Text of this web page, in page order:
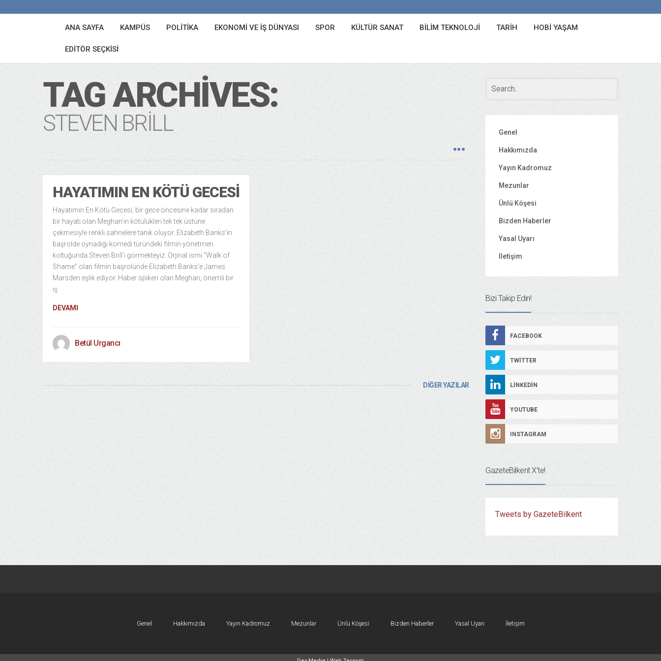
ANA SAYFA KAMPÜS POLITIKA EKONOMI VE İŞ DÜNYASI SPOR KÜLTÜR SANAT BILIM TEKNOLOJI TARIH HOBI YAŞAM
EDITÖR SEÇKISI
TAG ARCHIVES:
STEVEN BRILL
HAYATIMIN EN KÖTÜ GECESI
Hayatımın En Kötü Gecesi, bir gece öncesine kadar sıradan
bir hayatı olan Meghan’ın kötülükleri tek tek üstüne
çekmesiyle renkli sahnelere tanık oluyor. Elizabeth Banks’in
başrolde oynadığı komedi türündeki filmin yönetmen
koltuğunda Steven Brill’i görmekteyiz. Orjinal ismi “Walk of
Shame” olan filmin başrolünde Elizabeth Banks’e James
Marsden eşlik ediyor. Haber spikeri olan Meghan, önemli bir
iş
DEVAMI
Betül Urgancı
DİĞER YAZILAR
Genel
Hakkımızda
Yayın Kadromuz
Mezunlar
Ünlü Köşesi
Bizden Haberler
Yasal Uyarı
İletişim
Bizi Takip Edin!
FACEBOOK
TWITTER
LINKEDIN
YOUTUBE
INSTAGRAM
GazeteBilkent X’te!
Tweets by GazeteBilkent
Genel Hakkımızda Yayın Kadromuz Mezunlar Ünlü Köşesi Bizden Haberler Yasal Uyarı İletişim